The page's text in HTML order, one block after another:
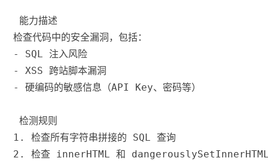
能力描述
检查代码中的安全漏洞，包括：
-
SQL 注入风险
-
XSS 跨站脚本漏洞
-
硬编码的敏感信息（API Key、密码等）
检测规则
1.
检查所有字符串拼接的 SQL 查询
2.
检查 innerHTML 和